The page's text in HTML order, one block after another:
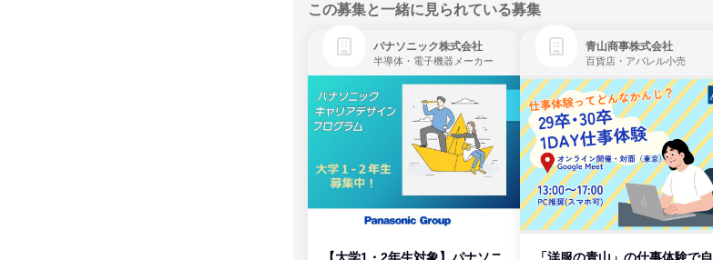
この募集と一緒に見られている募集
パナソニック株式会社
半導体・電子機器メーカー
青山商事株式会社
百貨店・アパレル小売